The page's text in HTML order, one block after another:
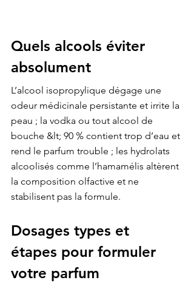
Quels alcools éviter
absolument
L’alcool isopropylique dégage une
odeur médicinale persistante et irrite la
peau ; la vodka ou tout alcool de
bouche &lt; 90 % contient trop d’eau et
rend le parfum trouble ; les hydrolats
alcoolisés comme l’hamamélis altèrent
la composition olfactive et ne
stabilisent pas la formule.
Dosages types et
étapes pour formuler
votre parfum